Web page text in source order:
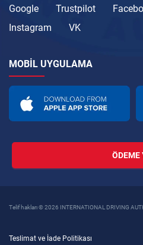
Google Trustpilot
Instagram
VK
MOBIL UYGULAMA
ÖDEME
Telif hakları © 2026 INTERNATIONAL DRIVING
Teslimat ve İade Politikası